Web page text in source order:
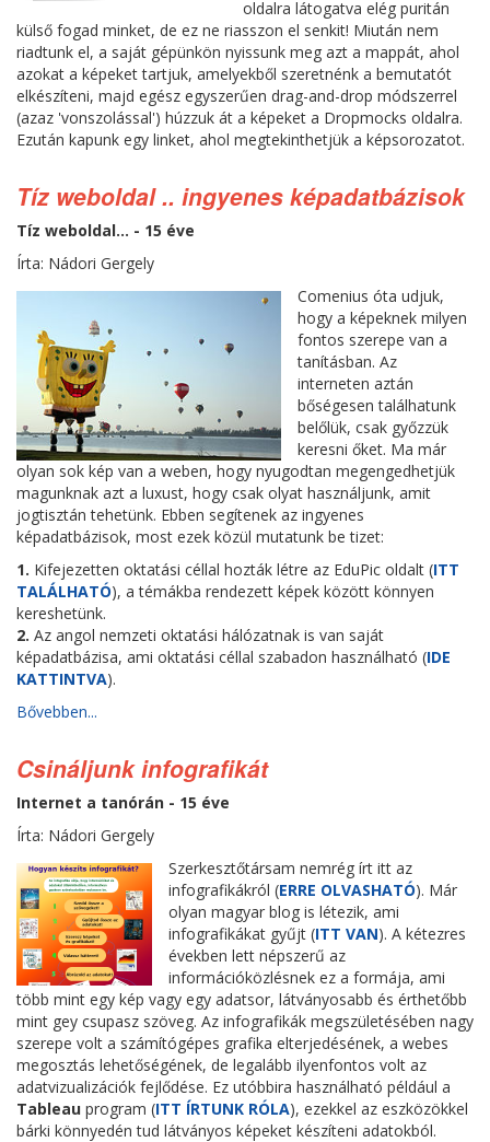
oldalra látogatva elég puritán
külső fogad minket, de ez ne riasszon el senkit! Miután nem
riadtunk el, a saját gépünkön nyissunk meg azt a mappát, ahol
azokat a képeket tartjuk, amelyekből szeretnénk a bemutatót
elkészíteni, majd egész egyszerűen drag-and-drop módszerrel
(azaz 'vonszolással') húzzuk át a képeket a Dropmocks oldalra.
Ezután kapunk egy linket, ahol megtekinthetjük a képsorozatot.
Tíz weboldal .. ingyenes képadatbázisok
Tíz weboldal... - 15 éve
Írta: Nádori Gergely
Comenius óta udjuk,
hogy a képeknek milyen
fontos szerepe van a
tanításban. Az
interneten aztán
bőségesen találhatunk
belőlük, csak győzzük
keresni őket. Ma már
olyan sok kép van a weben, hogy nyugodtan megengedhetjük
magunknak azt a luxust, hogy csak olyat használjunk, amit
jogtisztán tehetünk. Ebben segítenek az ingyenes
képadatbázisok, most ezek közül mutatunk be tizet:
1. Kifejezetten oktatási céllal hozták létre az EduPic oldalt (ITT
TALÁLHATÓ), a témákba rendezett képek között könnyen
kereshetünk.
2. Az angol nemzeti oktatási hálózatnak is van saját
képadatbázisa, ami oktatási céllal szabadon használható (IDE
KATTINTVA).
Bővebben...
Csináljunk infografikát
Internet a tanórán - 15 éve
Írta: Nádori Gergely
Szerkesztőtársam nemrég írt itt az
infografikákról (ERRE OLVASHATÓ). Már
olyan magyar blog is létezik, ami
infografikákat gyűjt (ITT VAN). A kétezres
években lett népszerű az
információközlésnek ez a formája, ami
több mint egy kép vagy egy adatsor, látványosabb és érthetőbb
mint gey csupasz szöveg. Az infografikák megszületésében nagy
szerepe volt a számítógépes grafika elterjedésének, a webes
megosztás lehetőségének, de legalább ilyenfontos volt az
adatvizualizációk fejlődése. Ez utóbbira használható például a
Tableau program (ITT ÍRTUNK RÓLA), ezekkel az eszközökkel
bárki könnyedén tud látványos képeket készíteni adatokból.